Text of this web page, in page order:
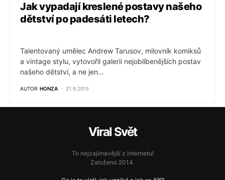
Jak vypadají kreslené postavy našeho
dětství po padesáti letech?
Talentovaný umělec Andrew Tarusov, milovník komiksů
a vintage stylu, vytovořil galerii nejoblíbenějších postav
našeho dětství, a ne jen…
AUTOR HONZA 21.9.2015
Viral Svět
To nejzajímavější z internetu!
Založeno 2014.